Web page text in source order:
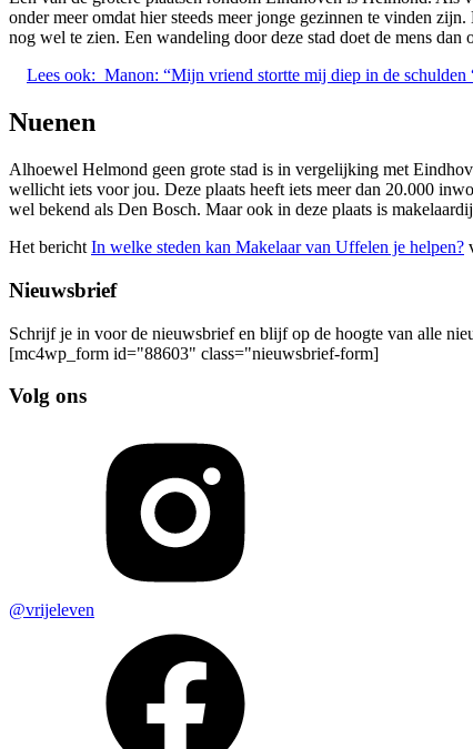
onder meer omdat hier steeds meer jonge gezinnen te vinden
nog wel te zien. Een wandeling door deze stad doet de mens
Lees ook: Manon: “Mijn vriend stortte mij diep in de schulden
Nuenen
Alhoewel Helmond geen grote stad is in vergelijking met
wellicht iets voor jou. Deze plaats heeft iets meer dan 20.000
wel bekend als Den Bosch. Maar ook in deze plaats is
Het bericht In welke steden kan Makelaar van Uffelen je helpen?
Nieuwsbrief
Schrijf je in voor de nieuwsbrief en blijf op de hoogte van alle
[mc4wp_form id="88603" class="nieuwsbrief-form]
Volg ons
@vrijeleven